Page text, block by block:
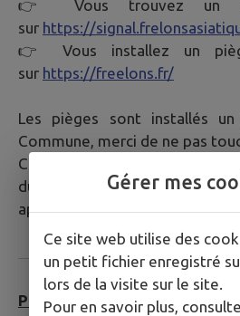
👉 Vous trouvez un
sur https://
👉 Vous installez un
sur https://freelons.fr/
Les pièges sont installés
Commune, merci de ne pas
Ces pièges rentrent dans un
du frelon asiatique au
appartiennent à la Commune.
PIGEONS
Gérer mes
Ce site web utilise des
un petit fichier enregistré
lors de la visite sur le site.
Pour en savoir plus,